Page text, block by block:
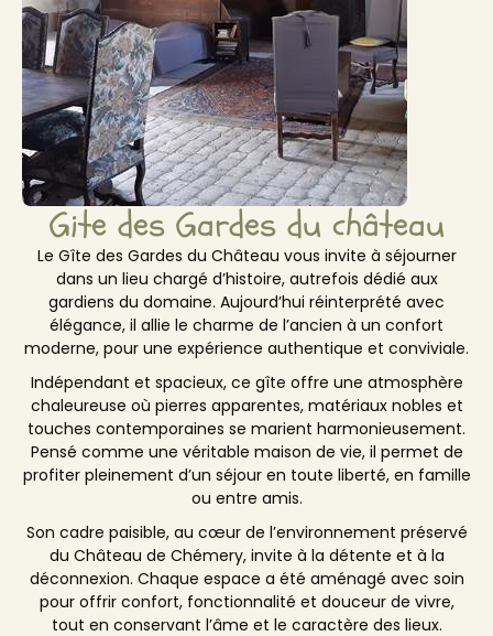
Gite des Gardes du château
Le Gîte des Gardes du Château vous invite à séjourner
dans un lieu chargé d’histoire, autrefois dédié aux
gardiens du domaine. Aujourd’hui réinterprété avec
élégance, il allie le charme de l’ancien à un confort
moderne, pour une expérience authentique et conviviale.
Indépendant et spacieux, ce gîte offre une atmosphère
chaleureuse où pierres apparentes, matériaux nobles et
touches contemporaines se marient harmonieusement.
Pensé comme une véritable maison de vie, il permet de
profiter pleinement d’un séjour en toute liberté, en famille
ou entre amis.
Son cadre paisible, au cœur de l’environnement préservé
du Château de Chémery, invite à la détente et à la
déconnexion. Chaque espace a été aménagé avec soin
pour offrir confort, fonctionnalité et douceur de vivre,
tout en conservant l’âme et le caractère des lieux.